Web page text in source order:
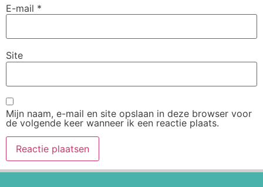
E-mail *
Site
Mijn naam, e-mail en site opslaan in deze browser voor
de volgende keer wanneer ik een reactie plaats.